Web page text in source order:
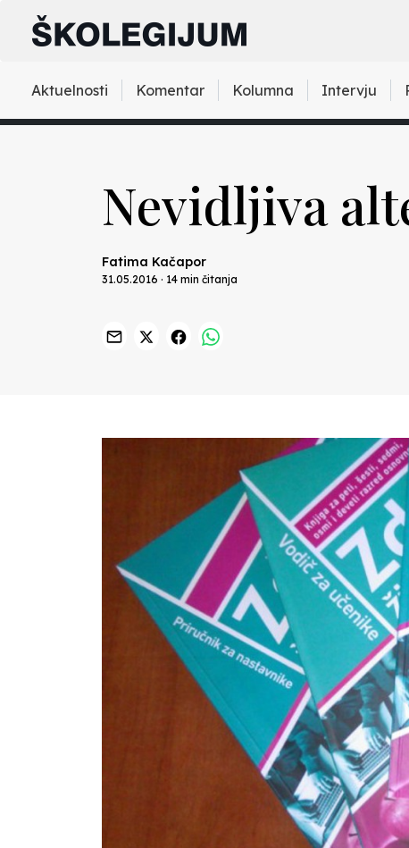
Aktuelnosti Komentar Kolumna Intervju
Nevidljiva
Fatima Kačapor
31.05.2016 · 14 min čitanja